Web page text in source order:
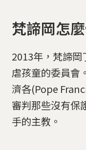
梵諦岡怎
2013年，梵諦
虐孩童的委員會
濟各(Pope
審判那些沒有保
手的主教。